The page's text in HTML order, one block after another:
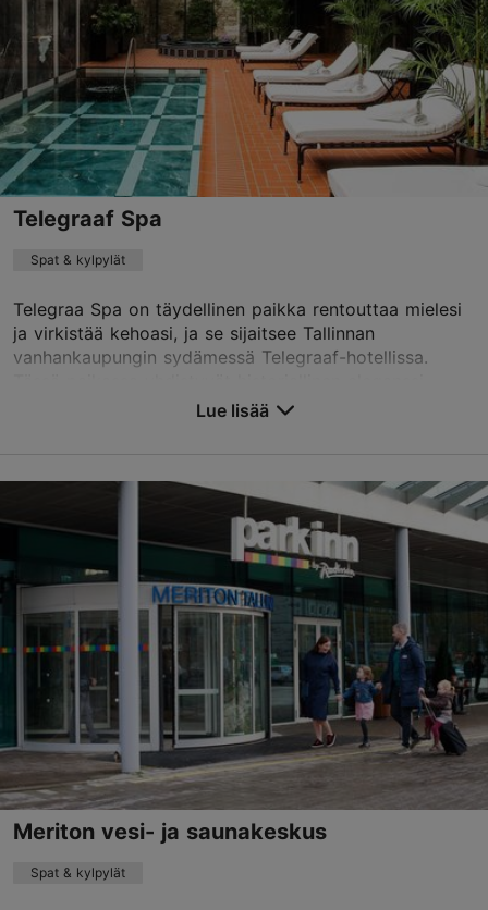
Telegraaf Spa
Spat & kylpylät
Telegraa Spa on täydellinen paikka rentouttaa mielesi
ja virkistää kehoasi, ja se sijaitsee Tallinnan
vanhankaupungin sydämessä Telegraaf-hotellissa.
Vene tn 9, Tallinn
Vanhakaupunki
01.01–31.12
On avoinna vain tilauksesta
Lue lisää
spa@telegraafhotel.com
+372 6000616
Green Key -merkki
TripAdvisor suositus
Lue lisää
Meriton vesi- ja saunakeskus
Spat & kylpylät